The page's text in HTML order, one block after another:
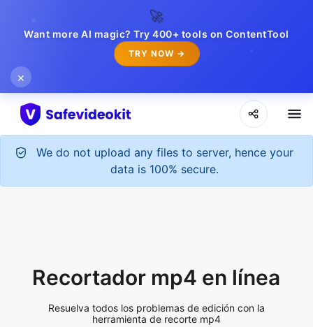
🚀
Want more AI magic? Try 400+ tools on ContentTool
TRY NOW →
×
We do not upload any files to server, hence your
data is 100% secure.
herramienta de recorte mp4